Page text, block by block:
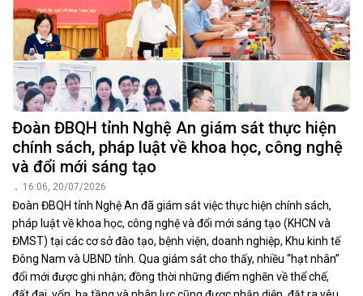
thành lập 2 thành phố; xem xét thông qua 19 luật, nghị quyết...
Chủ nhật lúc 17:44
Tổ đảng Đoàn ĐBQH tỉnh Nghệ An họp trao đổi, thảo luận nội
dung Kỳ họp không thường lệ thứ Nhất, Quốc hội khóa XVI
Chủ nhật lúc 19:50
Đại biểu Quốc hội đoàn Nghệ An đề nghị rà soát kỹ tổng mức đầu
tư, lộ trình huy động vốn dự án Vành đai 5
Thứ năm lúc 13:31
Đại biểu Quốc hội đoàn Nghệ An thảo luận về các dự án luật
Thứ hai lúc 19:16
Quốc hội chủ động, quyết liệt hành động, kịp thời kiến tạo thể chế
phát triển